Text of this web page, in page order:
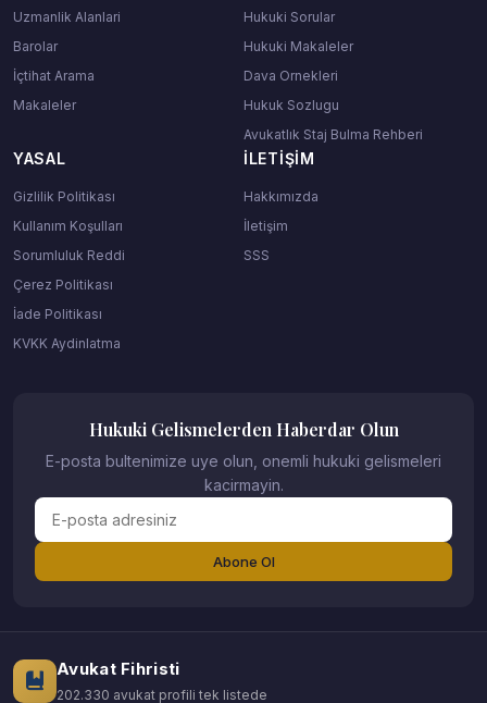
Uzmanlik Alanlari
Barolar
İçtihat Arama
Makaleler
Hukuki Sorular
Hukuki Makaleler
Dava Ornekleri
Hukuk Sozlugu
Avukatlık Staj Bulma Rehberi
YASAL
Gizlilik Politikası
Kullanım Koşulları
Sorumluluk Reddi
Çerez Politikası
İade Politikası
KVKK Aydinlatma
İLETIŞIM
Hakkımızda
İletişim
SSS
Hukuki Gelismelerden Haberdar Olun
E-posta bultenimize uye olun, onemli hukuki gelismeleri
kacirmayin.
Abone Ol
Avukat Fihristi
202.330 avukat profili tek listede